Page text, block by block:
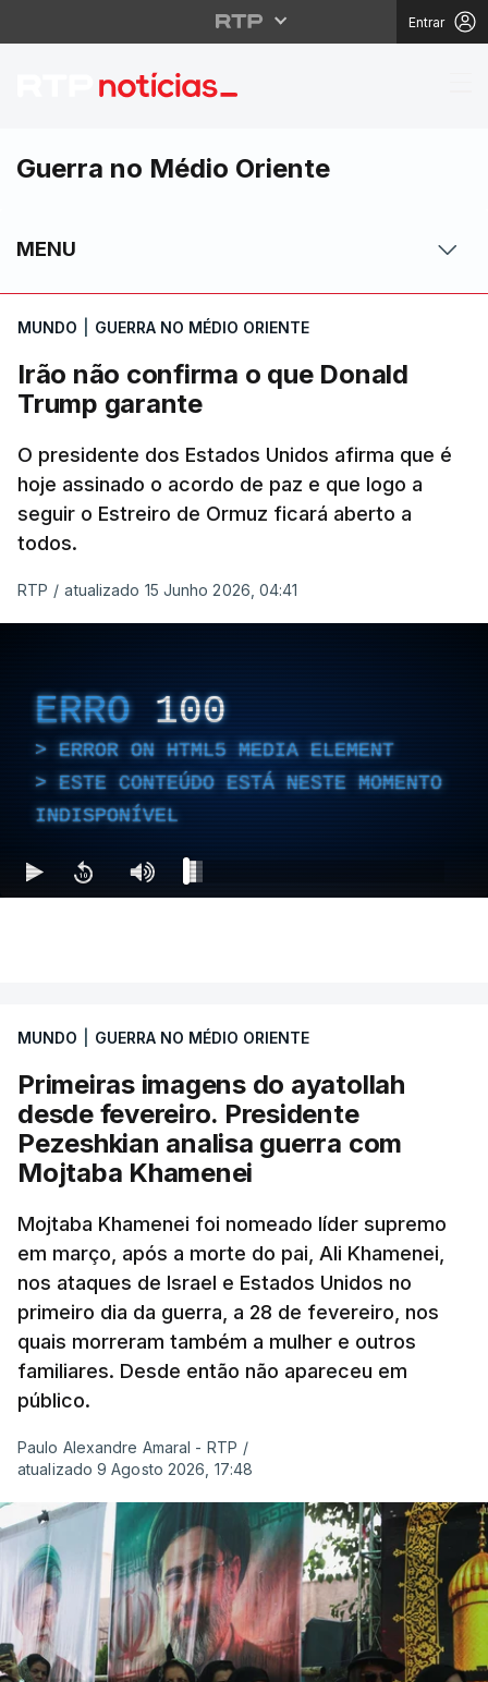
Entrar
Irão não confirma o
Guerra no Médio Oriente
MENU
MUNDO GUERRA NO MÉDIO ORIENTE
Irão não confirma o que Donald
Trump garante
O presidente dos Estados Unidos afirma que é
hoje assinado o acordo de paz e que logo a
seguir o Estreiro de Ormuz ficará aberto a
todos.
RTP / atualizado 15 Junho 2026, 04:41
ERRO 100
ERROR ON HTML5 MEDIA ELEMENT
ESTE CONTEÚDO ESTÁ NESTE MOMENTO
INDISPONÍVEL
MUNDO GUERRA NO MÉDIO ORIENTE
Primeiras imagens do ayatollah
desde fevereiro. Presidente
Pezeshkian analisa guerra com
Mojtaba Khamenei
Mojtaba Khamenei foi nomeado líder supremo
em março, após a morte do pai, Ali Khamenei,
nos ataques de Israel e Estados Unidos no
primeiro dia da guerra, a 28 de fevereiro, nos
quais morreram também a mulher e outros
familiares. Desde então não apareceu em
público.
Paulo Alexandre Amaral - RTP /
atualizado 9 Agosto 2026, 17:48